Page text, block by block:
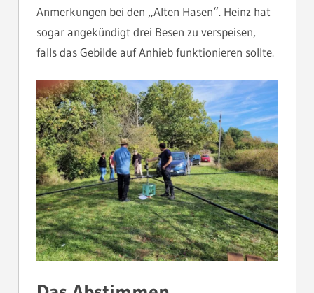
Anmerkungen bei den „Alten Hasen“. Heinz hat
sogar angekündigt drei Besen zu verspeisen,
falls das Gebilde auf Anhieb funktionieren sollte.